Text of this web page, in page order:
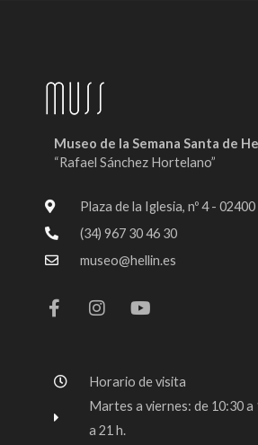
Museo de la Semana Santa de
“Rafael Sánchez Hortelano”
Plaza de la Iglesia, nº 4 -
(34) 967 30 46 30
museo@hellin.es
a
c
o
o
-
n
s
r
a
m
o
u
e
Horario de visita
Martes a viernes: de 10:30 a
a 21 h.